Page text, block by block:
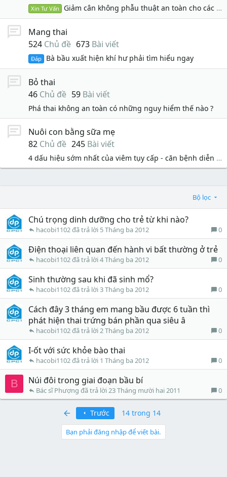
Xin Tư Vấn Giảm cân không phẫu thuật an toàn cho các mẹ sau sinh
Mang thai
524 Chủ đề 673 Bài viết
Đáp Bà bầu xuất hiện khí hư phải tìm hiểu ngay
Bỏ thai
46 Chủ đề 59 Bài viết
Phá thai không an toàn có những nguy hiểm thế nào ?
Nuôi con bằng sữa mẹ
82 Chủ đề 245 Bài viết
4 dấu hiệu sớm nhất của viêm tụy cấp - căn bệnh diễn biến nhanh và rất nguy hiểm?
Bộ lọc
Chú trọng dinh dưỡng cho trẻ từ khi nào?
0
5 Tháng ba 2012
hacobi1102
Điện thoại liên quan đến hành vi bất thường ở trẻ
0
4 Tháng ba 2012
hacobi1102
Sinh thường sau khi đã sinh mổ?
0
3 Tháng ba 2012
hacobi1102
Cách đây 3 tháng em mang bầu được 6 tuần thì
phát hiện thai trứng bán phần qua siêu â
0
2 Tháng ba 2012
hacobi1102
I-ốt với sức khỏe bào thai
0
1 Tháng ba 2012
hacobi1102
B Núi đôi trong giai đoạn bầu bí
0
23 Tháng mười hai 2011
Bác sĩ Phượng
First Trước 14 trong 14
Bạn phải đăng nhập để viết bài.